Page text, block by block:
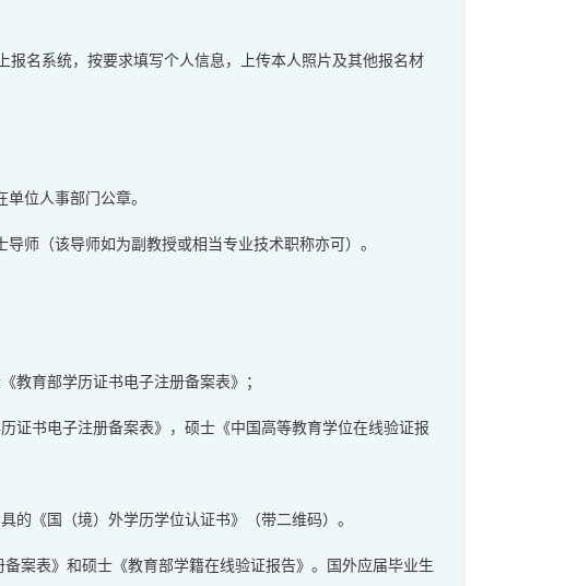
报名系统，按要求填写个人信息，上传本人照片及其他报名材
位人事部门公章。
师（该导师如为副教授或相当专业技术职称亦可）。
教育部学历证书电子注册备案表》；
证书电子注册备案表》，硕士《中国高等教育学位在线验证报
的《国（境）外学历学位认证书》（带二维码）。
案表》和硕士《教育部学籍在线验证报告》。国外应届毕业生